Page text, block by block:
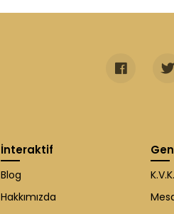
İnteraktif
Blog
Hakkımızda